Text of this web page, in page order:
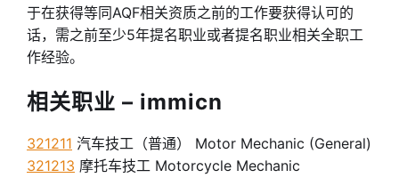
于在获得等同AQF相关资质之前的工作要获得认可的
话，需之前至少5年提名职业或者提名职业相关全职工
作经验。
相关职业 – immicn
321211 汽车技工（普通） Motor Mechanic (General)
321213 摩托车技工 Motorcycle Mechanic